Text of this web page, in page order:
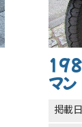
マン
掲載日